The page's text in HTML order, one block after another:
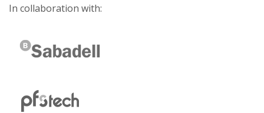
In collaboration with: